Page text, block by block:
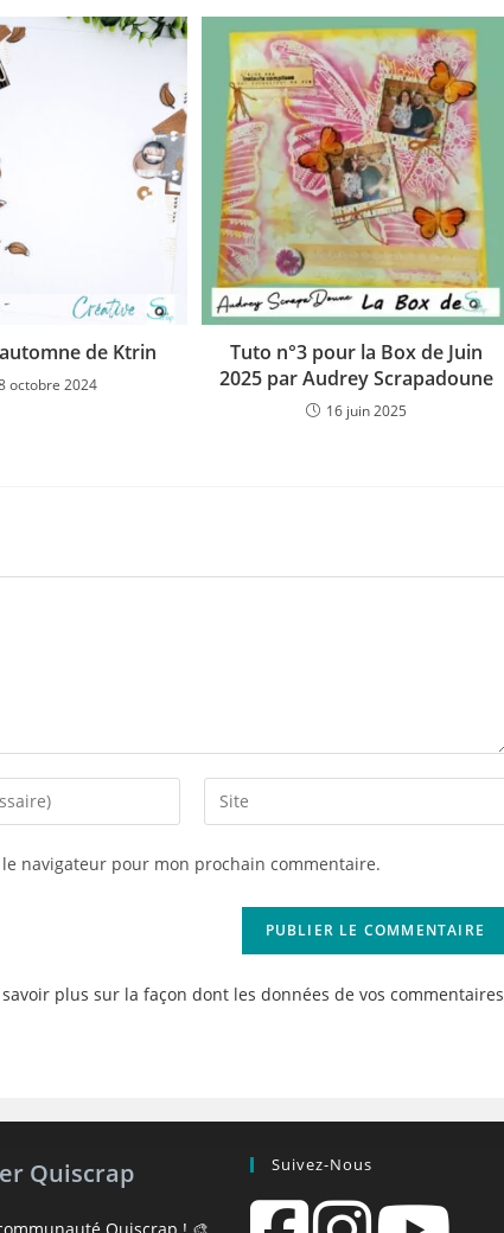
de Ktrin
octobre 2024
Tuto n°3 pour la Box de Juin
2025 par Audrey Scrapadoune
16 juin 2025
Saisir
l’URL
(facultatif)
navigateur pour mon prochain commentaire.
savoir plus sur la façon dont les données de vos commentaires
Quiscrap Suivez-Nous